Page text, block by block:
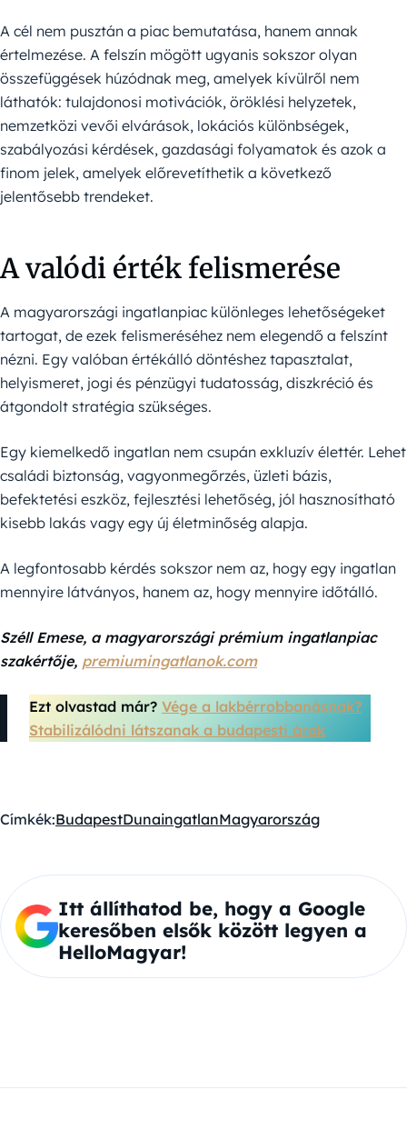
A cél nem pusztán a piac bemutatása, hanem annak
értelmezése. A felszín mögött ugyanis sokszor olyan
összefüggések húzódnak meg, amelyek kívülről nem
láthatók: tulajdonosi motivációk, öröklési helyzetek,
nemzetközi vevői elvárások, lokációs különbségek,
szabályozási kérdések, gazdasági folyamatok és azok a
finom jelek, amelyek előrevetíthetik a következő
jelentősebb trendeket.
A valódi érték felismerése
A magyarországi ingatlanpiac különleges lehetőségeket
tartogat, de ezek felismeréséhez nem elegendő a felszínt
nézni. Egy valóban értékálló döntéshez tapasztalat,
helyismeret, jogi és pénzügyi tudatosság, diszkréció és
átgondolt stratégia szükséges.
Egy kiemelkedő ingatlan nem csupán exkluzív élettér. Lehet
családi biztonság, vagyonmegőrzés, üzleti bázis,
befektetési eszköz, fejlesztési lehetőség, jól hasznosítható
kisebb lakás vagy egy új életminőség alapja.
A legfontosabb kérdés sokszor nem az, hogy egy ingatlan
mennyire látványos, hanem az, hogy mennyire időtálló.
Széll Emese, a magyarországi prémium ingatlanpiac
szakértője, premiumingatlanok.com
Ezt olvastad már? Vége a lakbérrobbanásnak?
Stabilizálódni látszanak a budapesti árak
Címkék:BudapestDunaingatlanMagyarország
Itt állíthatod be, hogy a Google
keresőben elsők között legyen a
HelloMagyar!